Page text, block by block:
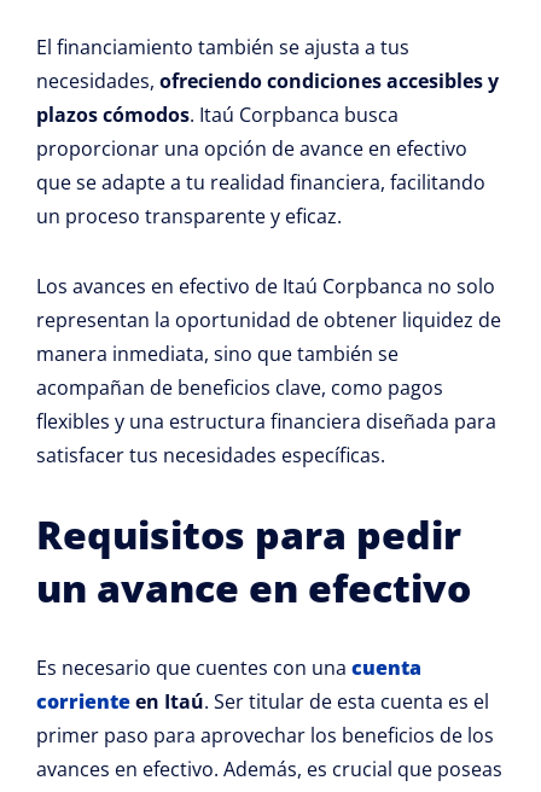
El financiamiento también se ajusta a tus
necesidades, ofreciendo condiciones accesibles y
plazos cómodos. Itaú Corpbanca busca
proporcionar una opción de avance en efectivo
que se adapte a tu realidad financiera, facilitando
un proceso transparente y eficaz.
Los avances en efectivo de Itaú Corpbanca no solo
representan la oportunidad de obtener liquidez de
manera inmediata, sino que también se
acompañan de beneficios clave, como pagos
flexibles y una estructura financiera diseñada para
satisfacer tus necesidades específicas.
Requisitos para pedir
un avance en efectivo
Es necesario que cuentes con una cuenta
corrienteen Itaú. Ser titular de esta cuenta es el
primer paso para aprovechar los beneficios de los
avances en efectivo. Además, es crucial que poseas